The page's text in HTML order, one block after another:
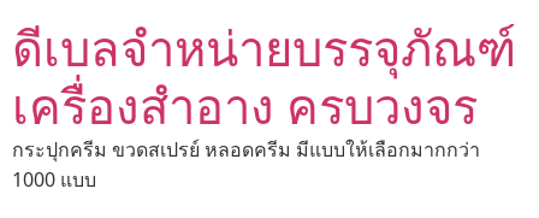
ดีเบลจำหน่ายบรรจุภัณฑ์
เครื่องสำอาง ครบวงจร
กระปุกครีม ขวดสเปรย์ หลอดครีม มีแบบให้เลือกมากกว่า
1000 แบบ